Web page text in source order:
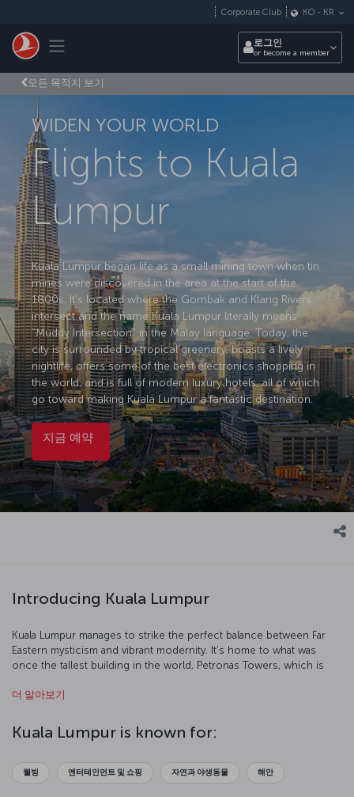
Toggle navigation
Corporate Club KO - KR
로그인
or become a member
모든 목적지 보기
WIDEN YOUR WORLD
Flights to Kuala
Lumpur
Kuala Lumpur began life as a small mining town when tin
mines were discovered in the area at the start of the
1800s. It's located where the Gombak and Klang Rivers
intersect and the name Kuala Lumpur literally means
"Muddy Intersection" in the Malay language. Today, the
city is surrounded by tropical greenery, boasts a lively
nightlife, offers some of the best electronics shopping in
the world, and is full of modern luxury hotels, all of which
go toward making Kuala Lumpur a fantastic destination.
지금 예약
Introducing Kuala Lumpur
Kuala Lumpur manages to strike the perfect balance between Far
Eastern mysticism and vibrant modernity. It's home to what was
once the tallest building in the world, Petronas Towers, which is
British flag was lowered and the Malay flag raised in Merdeka Square,
Building. Be sure to explore the markets of the city, where you'll
find locally produced goods and electronics - just be sure you
and head up to the top floor for some breathtaking views of the
더 알아보기
Kuala Lumpur is known for:
웰빙 엔터테인먼트 및 쇼핑 자연과 야생동물 해안